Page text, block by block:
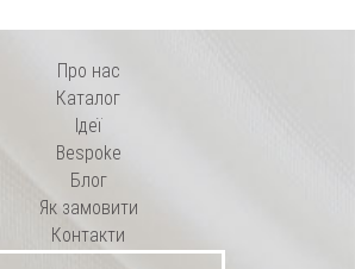
Про нас
Каталог
Ідеї
Bespoke
Блог
Як замовити
Контакти